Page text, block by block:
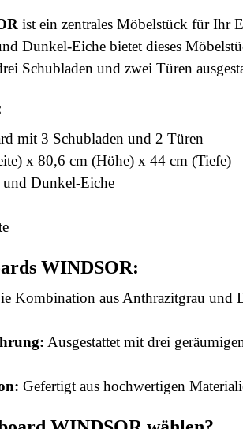
ist ein zentrales Möbelstück für Ihr
Dunkel-Eiche bietet dieses
Schubladen und zwei Türen
mit 3 Schubladen und 2 Türen
x 80,6 cm (Höhe) x 44 cm (Tiefe)
Dunkel-Eiche
WINDSOR:
Kombination aus Anthrazitgrau und
Ausgestattet mit drei
Gefertigt aus hochwertigen